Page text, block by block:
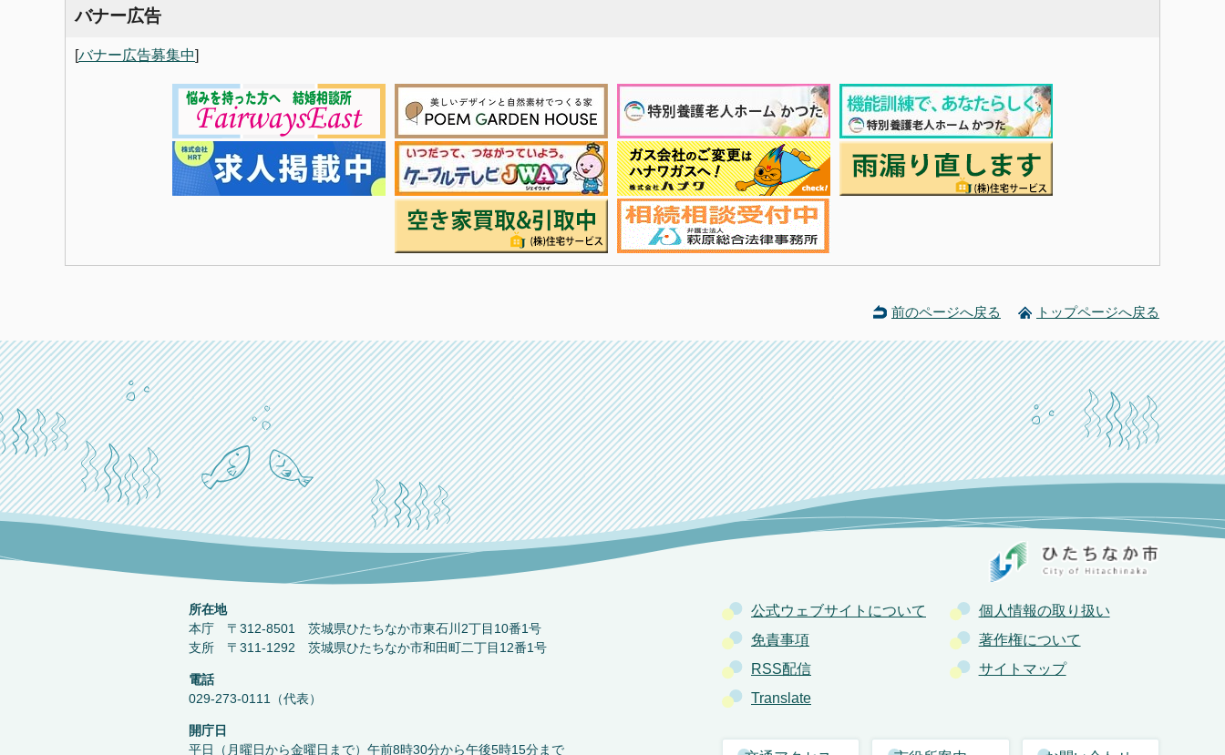
バナー広告
[バナー広告募集中]
前のページへ戻る トップページへ戻る
公式ウェブサイトについて
個人情報の取り扱い
免責事項
著作権について
RSS配信
サイトマップ
Translate
所在地
本庁 〒312-8501 茨城県ひたちなか市東石川2丁目10番1号
支所 〒311-1292 茨城県ひたちなか市和田町二丁目12番1号
電話
029-273-0111（代表）
開庁日
平日（月曜日から金曜日まで）午前8時30分から午後5時15分まで